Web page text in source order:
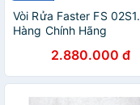
Vòi Rửa Faster FS 02S1.
Hàng Chính Hãng
2.880.000 đ